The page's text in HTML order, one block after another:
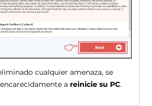
cualquier amenaza, se
a reinicie su PC.